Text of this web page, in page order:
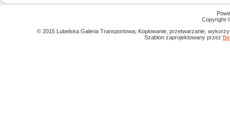
Copyright
© 2015 Lubelska Galeria Transportowa; Kopiowanie, przetwarzanie,
Szablon zaprojektowany przez